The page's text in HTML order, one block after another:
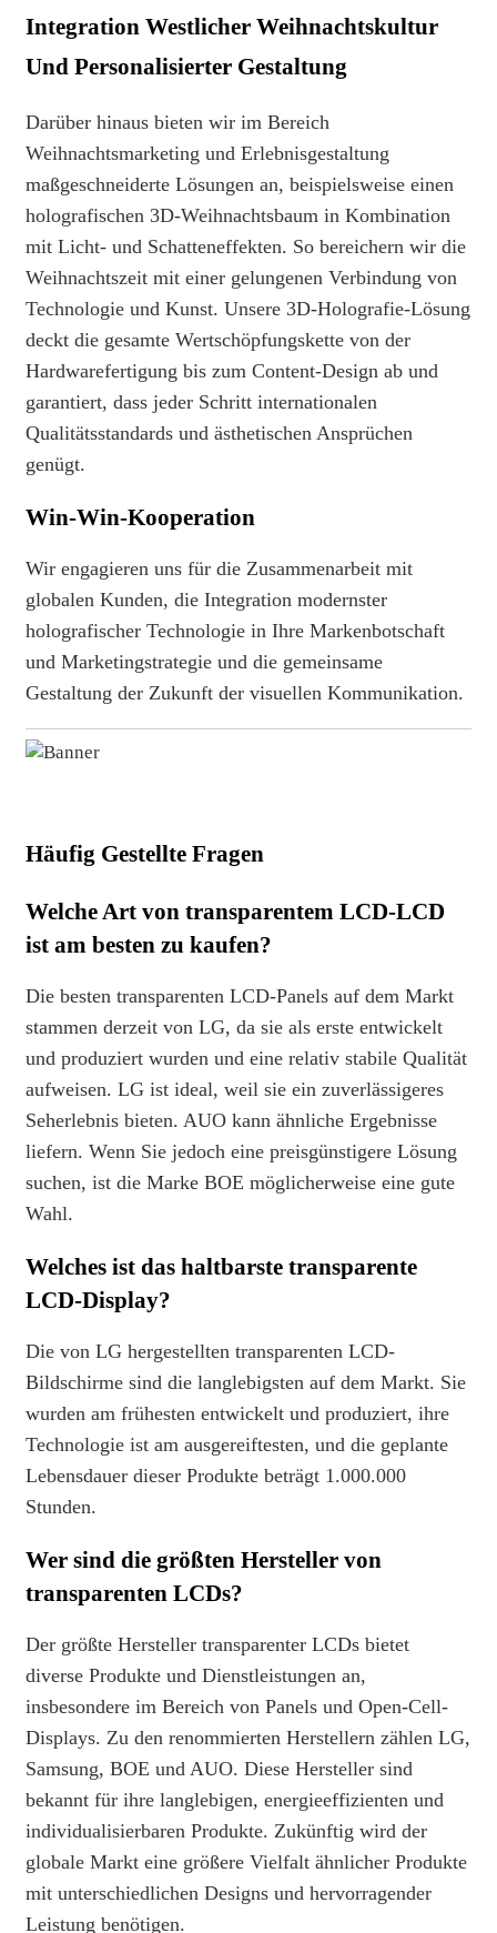
Integration Westlicher Weihnachtskultur
Und Personalisierter Gestaltung
Darüber hinaus bieten wir im Bereich
Weihnachtsmarketing und Erlebnisgestaltung
maßgeschneiderte Lösungen an, beispielsweise einen
holografischen 3D-Weihnachtsbaum in Kombination
mit Licht- und Schatteneffekten. So bereichern wir die
Weihnachtszeit mit einer gelungenen Verbindung von
Technologie und Kunst. Unsere 3D-Holografie-Lösung
deckt die gesamte Wertschöpfungskette von der
Hardwarefertigung bis zum Content-Design ab und
garantiert, dass jeder Schritt internationalen
Qualitätsstandards und ästhetischen Ansprüchen
genügt.
Win-Win-Kooperation
Wir engagieren uns für die Zusammenarbeit mit
globalen Kunden, die Integration modernster
holografischer Technologie in Ihre Markenbotschaft
und Marketingstrategie und die gemeinsame
Gestaltung der Zukunft der visuellen Kommunikation.
Häufig Gestellte Fragen
Welche Art von transparentem LCD-LCD
ist am besten zu kaufen?
Die besten transparenten LCD-Panels auf dem Markt
stammen derzeit von LG, da sie als erste entwickelt
und produziert wurden und eine relativ stabile Qualität
aufweisen. LG ist ideal, weil sie ein zuverlässigeres
Seherlebnis bieten. AUO kann ähnliche Ergebnisse
liefern. Wenn Sie jedoch eine preisgünstigere Lösung
suchen, ist die Marke BOE möglicherweise eine gute
Wahl.
Welches ist das haltbarste transparente
LCD-Display?
Die von LG hergestellten transparenten LCD-
Bildschirme sind die langlebigsten auf dem Markt. Sie
wurden am frühesten entwickelt und produziert, ihre
Technologie ist am ausgereiftesten, und die geplante
Lebensdauer dieser Produkte beträgt 1.000.000
Stunden.
Wer sind die größten Hersteller von
transparenten LCDs?
Der größte Hersteller transparenter LCDs bietet
diverse Produkte und Dienstleistungen an,
insbesondere im Bereich von Panels und Open-Cell-
Displays. Zu den renommierten Herstellern zählen LG,
Samsung, BOE und AUO. Diese Hersteller sind
bekannt für ihre langlebigen, energieeffizienten und
individualisierbaren Produkte. Zukünftig wird der
globale Markt eine größere Vielfalt ähnlicher Produkte
mit unterschiedlichen Designs und hervorragender
Leistung benötigen.